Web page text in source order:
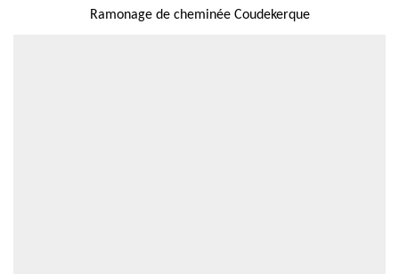
Ramonage de cheminée Coudekerque